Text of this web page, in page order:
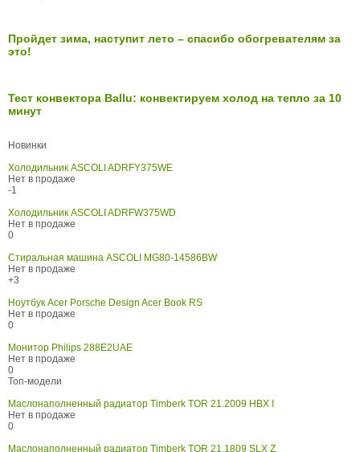
Пройдет зима, наступит лето – спасибо обогревателям за
это!
Тест конвектора Ballu: конвектируем холод на тепло за 10
минут
Новинки
Холодильник ASCOLI ADRFY375WE
Нет в продаже
-1
Холодильник ASCOLI ADRFW375WD
Нет в продаже
0
Стиральная машина ASCOLI MG80-14586BW
Нет в продаже
+3
Ноутбук Acer Porsche Design Acer Book RS
Нет в продаже
0
Монитор Philips 288E2UAE
Нет в продаже
0
Топ-модели
Маслонаполненный радиатор Timberk TOR 21.2009 HBX I
Нет в продаже
0
Маслонаполненный радиатор Timberk TOR 21.1809 SLX Z